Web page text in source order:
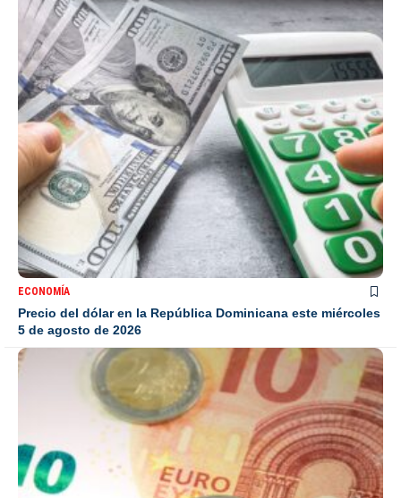
ECONOMÍA
Precio del dólar en la República Dominicana este miércoles
5 de agosto de 2026